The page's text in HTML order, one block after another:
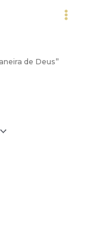
de Deus”